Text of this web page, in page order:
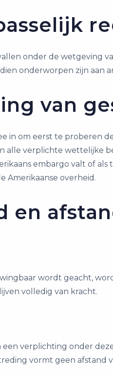
onder de wetgeving
onderworpen zijn aan
van
in om eerst te proberen
alle verplichte wettelijke
embargo valt of
Amerikaanse overheid.
en
wordt geacht,
volledig van kracht.
verplichting onder
vormt geen afstand